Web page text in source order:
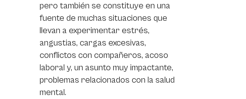
pero también se constituye en una
fuente de muchas situaciones que
llevan a experimentar estrés,
angustias, cargas excesivas,
conflictos con compañeros, acoso
laboral y, un asunto muy impactante,
problemas relacionados con la salud
mental.